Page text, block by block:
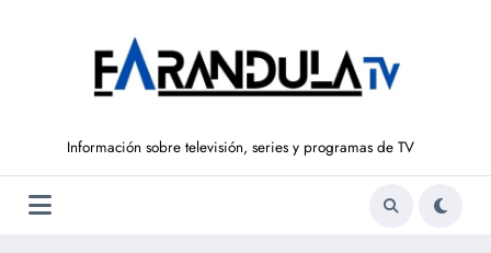
Información sobre televisión, series y programas de TV